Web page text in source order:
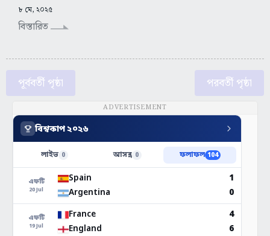
৮ মে, ২০২৫
বিস্তারিত
পূর্ববর্তী পৃষ্ঠা পরবর্তী পৃষ্ঠা
ADVERTISEMENT